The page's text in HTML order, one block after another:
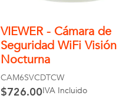
VIEWER - Cámara de
Seguridad WiFi Visión
Nocturna
CAM6SVCDTCW
$726.00IVA Incluido